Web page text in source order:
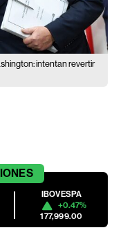
intentan revertir
IBOVESPA
+0.47%
177,999.00